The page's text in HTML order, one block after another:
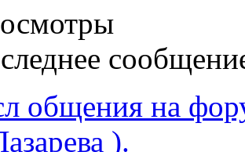
общения на
).